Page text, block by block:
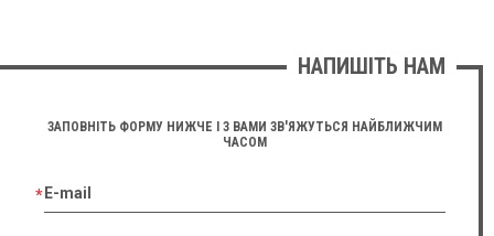
НАПИШІТЬ НАМ
ЗАПОВНІТЬ ФОРМУ НИЖЧЕ І З ВАМИ ЗВ'ЯЖУТЬСЯ НАЙБЛИЖЧИМ
ЧАСОМ
E-mail